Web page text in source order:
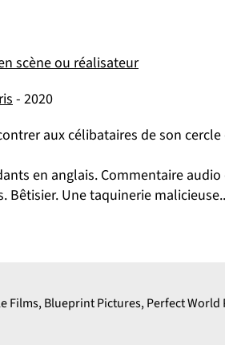
scène ou réalisateur
- 2020
aux célibataires de son
en anglais. Commentaire
Bêtisier. Une taquinerie malicieuse..
Films, Blueprint Pictures, Perfect World